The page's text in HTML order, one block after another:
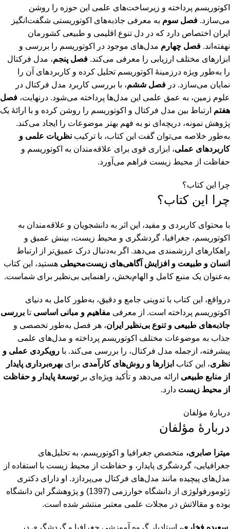
اکوتوریسم پرداخته و زیرساخت‌های علمی این حوزه را روشن
می‌سازد. فصل سوم به معرفی جاذبه‌های اکوتوریستی شگفت‌انگیز
ایران اختصاص دارد که در دل تنوع اقلیمی و طبیعی کشورمان
نهفته‌اند. فصل چهارم مدل‌های موجود در اکوتوریسم را بررسی و
ابزارهای مختلف ارزیابی را معرفی می‌کند. فصل پنجم، مدل فرکتال
را به‌طور ویژه درزمینۀ اکوتوریسم تحلیل کرده و کاربردهای آن را
نمایان می‌سازد. در فصل ششم، با بررسی کاربرد مدل فرکتال در
علوم زمین، به عمق علمی این مدل‌ها پرداخته می‌شود. درنهایت، فصل
هفتم ارتباط بین مدل فرکتال و اکوتوریسم را روشن کرده و با ارائۀ یک
پژوهش نمونه، دریچه‌ای نو به فهم بهتر موضوعات را ایجاد می‌کند.
به‌طور خلاصه می‌توان گفت این کتاب، با ترکیب نظریات علمی و
کاربردهای عملی، ابزاری قوی برای علاقه‌مندان به اکوتوریسم و
حفاظت از محیط زیست فراهم می‌آورد.
چرا این کتاب؟
چرا این کتاب؟
با محتوای کاربردی و مفید، این اثر به دانشجویان و علاقه‌مندان به
اکوتوریسم، جغرافیا، گردشگری و محیط زیست، بینش عمیق و
راهکارهای ارزشمندی می‌دهد. اگر به‌دنبال درک عمیق‌تر از ارتباط
انسان و طبیعت و افزایش آگاهی‌های زیست‌محیطی هستید، این کتاب
به‌عنوان یک منبع کامل و الهام‌بخش، راهنمایی بی‌نظیر برای شماست.
درواقع، این کتاب با تدوینی جامع و دقیق، به‌طور کامل به دنیای
اکوتوریسم پرداخته است. از معرفی مفاهیم و مبانی اساسی تا بررسی
جاذبه‌های طبیعی و تنوع بی‌نظیر ایران، هر فصل به‌طور تخصصی و
جذاب به موضوعات مختلف اکوتوریسم پرداخته و مدل‌های علمی
پیشرفته، ازجمله مدل فرکتال، را بررسی می‌کند. با رویکردی عملی و
نظری، این کتاب ابزارها و روش‌های کارآمدی برای بهره‌برداری پایدار
از منابع طبیعی ارائه می‌دهد و تأکید ویژه‌ای برتوسعۀ پایدار و حفاظت
از محیط زیست دارد.
دربارۀ مؤلفان
دربارۀ مؤلفان
میترا صابری، متخصص جغرافیا و اکوتوریسم، به تحلیل‌های
جغرافیایی، گردشگری پایدار، و حفاظت از محیط زیست با استفاده از
مدل‌های پیچیده مانند مدل‌های فرکتال می‌پردازد. او دارای دکتری
ژئومورفولوژی از دانشگاه خوارزمی (1397) و پژوهشگر این دانشگاه
بوده و مقالاتش در مجلات علمی معتبر منتشر شده است.
سعیده فخاری، استادیار گروه آموزشی جغرافیا و گردشگری در